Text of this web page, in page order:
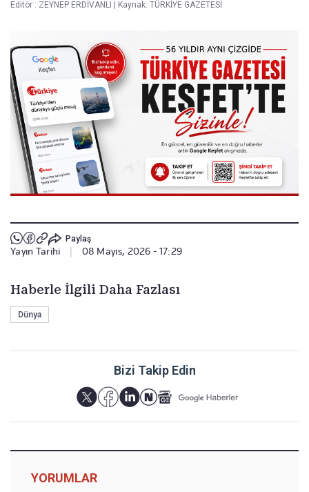
Editör : ZEYNEP ERDİVANLI Kaynak: TÜRKİYE GAZETESİ
Paylaş
Yayın Tarihi 08 Mayıs, 2026 - 17:29
Haberle İlgili Daha Fazlası
Dünya
Bizi Takip Edin
YORUMLAR